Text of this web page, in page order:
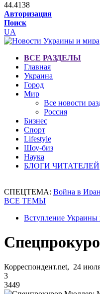
44.4138
Авторизация
Поиск
UA
ВСЕ РАЗДЕЛЫ
Главная
Украина
Город
Мир
Все новости
Россия
Бизнес
Спорт
Lifestyle
Шоу-биз
Наука
БЛОГИ ЧИТАТЕЛЕЙ
СПЕЦТЕМА: Война в
ВСЕ ТЕМЫ
Вступление
Корреспондент.net, 24
3
3449